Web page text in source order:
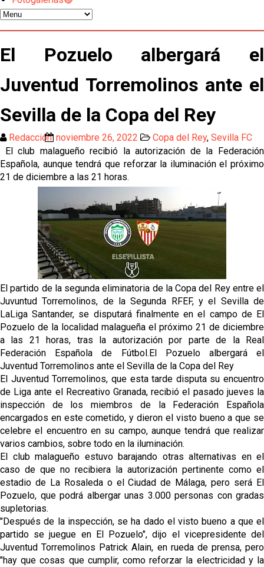
Vargas y Sow se incorporan al grupo en la sesión
del martes
Odysseas Vlachodimos: “El objetivo es mejorar la
temporada pasada”
El Sevilla FC empieza a inscribir a los nuevos
fichajes
Opinión | "Carta abierta a Alberto Flores" por Rafa
García
Análisis I Quién es y cómo juega Fran González
Endrick y Marc Bernal protagonizan las ofertas más
destacadas del día
El Sevilla Juvenil A última detalles en Canarias para
su debut en la Cantalejo Province Cup
La cita ante el Espanyol a domicilio ya tiene horario
El dato que destaca a Agoumé entre las cinco
grandes ligas
Alberto Flores, muy cerca de convertirse en nuevo
jugador del Granada CF
El Granada negocia con el Sevilla FC por Alberto
Flores
El Sevilla continúa con despidos y rechaza una
oferta de 420 millones por el club
El Pozuelo albergará el
Juventud Torremolinos ante el
Sevilla de la Copa del Rey
Redacción noviembre 26, 2022 Copa del Rey, Sevilla FC
El club malagueño recibió la autorización de la Federación
Española, aunque tendrá que reforzar la iluminación el próximo
21 de diciembre a las 21 horas.
El partido de la segunda eliminatoria de la Copa del Rey entre el
Juvuntud Torremolinos, de la Segunda RFEF, y el Sevilla de
LaLiga Santander, se disputará finalmente en el campo de El
Pozuelo de la localidad malagueña el próximo 21 de diciembre
a las 21 horas, tras la autorización por parte de la Real
Federación Española de Fútbol.El Pozuelo albergará el
Juventud Torremolinos ante el Sevilla de la Copa del Rey
El Juventud Torremolinos, que esta tarde disputa su encuentro
de Liga ante el Recreativo Granada, recibió el pasado jueves la
inspección de los miembros de la Federación Española
encargados en este cometido, y dieron el visto bueno a que se
celebre el encuentro en su campo, aunque tendrá que realizar
varios cambios, sobre todo en la iluminación.
El club malagueño estuvo barajando otras alternativas en el
caso de que no recibiera la autorización pertinente como el
estadio de La Rosaleda o el Ciudad de Málaga, pero será El
Pozuelo, que podrá albergar unas 3.000 personas con gradas
supletorias.
"Después de la inspección, se ha dado el visto bueno a que el
partido se juegue en El Pozuelo", dijo el vicepresidente del
Juventud Torremolinos Patrick Alain, en rueda de prensa, pero
"hay que cosas que cumplir, como reforzar la electricidad y la